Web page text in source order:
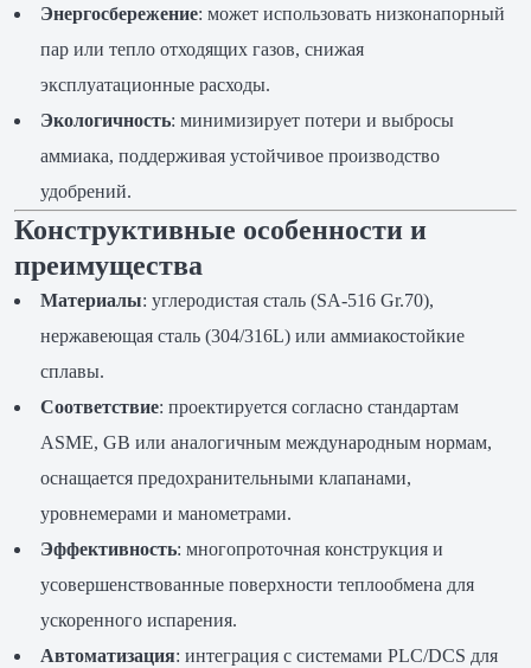
Энергосбережение: может использовать низконапорный
пар или тепло отходящих газов, снижая
эксплуатационные расходы.
Экологичность: минимизирует потери и выбросы
аммиака, поддерживая устойчивое производство
удобрений.
Конструктивные особенности и
преимущества
Материалы: углеродистая сталь (SA-516 Gr.70),
нержавеющая сталь (304/316L) или аммиакостойкие
сплавы.
Соответствие: проектируется согласно стандартам
ASME, GB или аналогичным международным нормам,
оснащается предохранительными клапанами,
уровнемерами и манометрами.
Эффективность: многопроточная конструкция и
усовершенствованные поверхности теплообмена для
ускоренного испарения.
Автоматизация: интеграция с системами PLC/DCS для